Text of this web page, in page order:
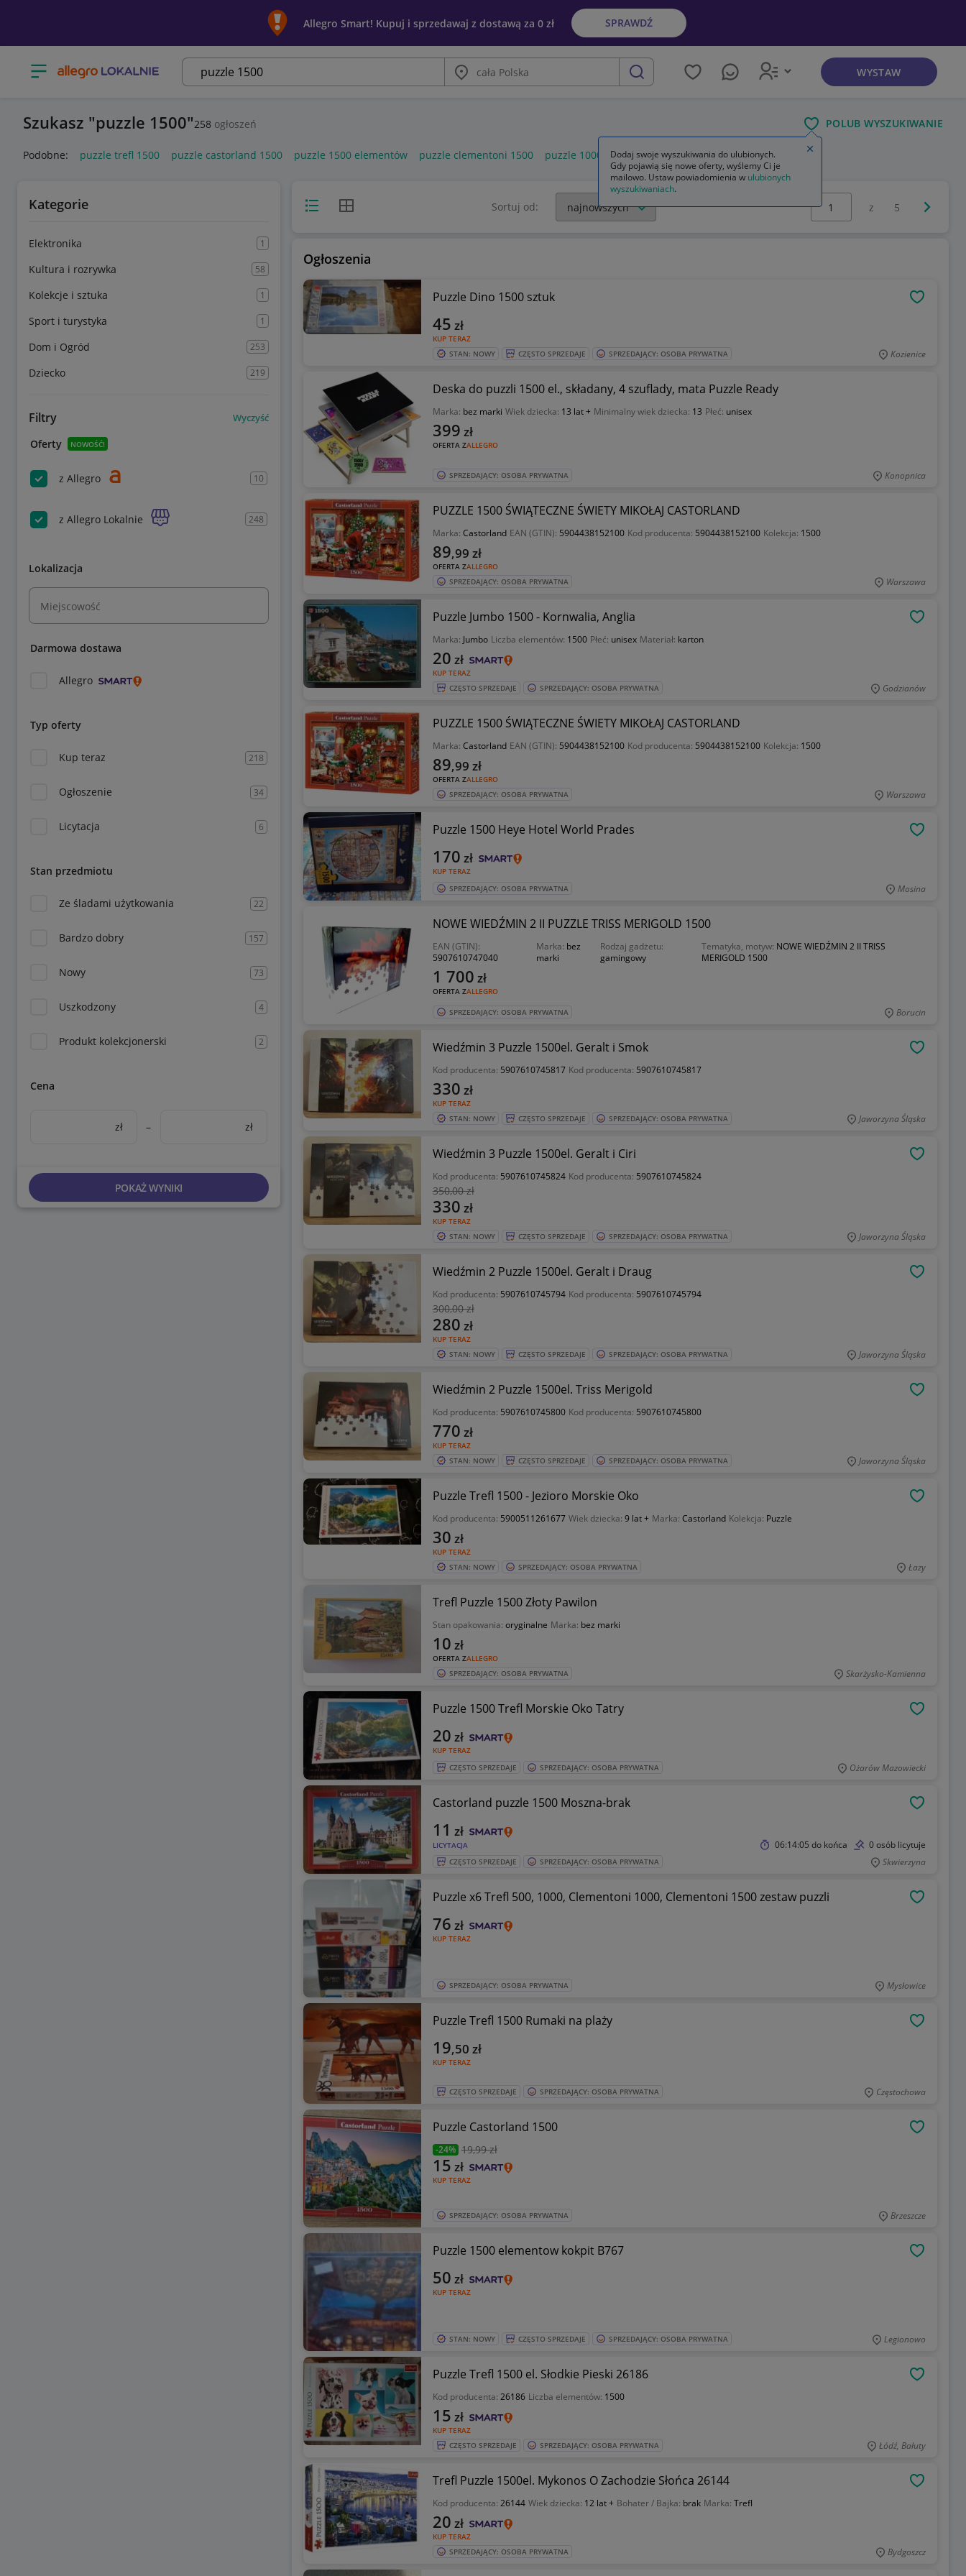
Allegro Smart! Kupuj i sprzedawaj z dostawą za 0 zł SPRAWDŹ
Otwórz menu z kategoriami
Miasto
szukaj
WYSTAW
Szukasz puzzle 1500 258 ogłoszeń POLUB WYSZUKIWANIE
Podobne: puzzle trefl 1500 puzzle castorland 1500 puzzle 1500 elementów puzzle clementoni 1500 puzzle 1000
Kategorie
Elektronika 1
Kultura i rozrywka 58
Kolekcje i sztuka 1
Sport i turystyka 1
Dom i Ogród 253
Dziecko 219
Filtry Wyczyść
Oferty NOWOŚĆ!
z Allegro 10
z Allegro Lokalnie 248
Lokalizacja
Miejscowość
Darmowa dostawa
Allegro
Typ oferty
Kup teraz 218
Ogłoszenie 34
Licytacja 6
Stan przedmiotu
Ze śladami użytkowania 22
Bardzo dobry 157
Nowy 73
Uszkodzony 4
Produkt kolekcjonerski 2
Cena
zł – zł
POKAŻ WYNIKI
Widok listyWidok siatki Sortuj od: z 5
Ogłoszenia
Puzzle Dino 1500 sztuk
KUP TERAZ
45 zł
STAN: NOWY CZĘSTO SPRZEDAJE SPRZEDAJĄCY: OSOBA PRYWATNA Kozienice
Deska do puzzli 1500 el., składany, 4 szuflady, mata Puzzle Ready
Marka: bez marki Wiek dziecka: 13 lat + Minimalny wiek dziecka: 13 Płeć: unisex
OFERTA ZALLEGRO
399 zł
SPRZEDAJĄCY: OSOBA PRYWATNA Konopnica
PUZZLE 1500 ŚWIĄTECZNE ŚWIETY MIKOŁAJ CASTORLAND
Marka: Castorland EAN (GTIN): 5904438152100 Kod producenta: 5904438152100 Kolekcja: 1500
OFERTA ZALLEGRO
89,99 zł
SPRZEDAJĄCY: OSOBA PRYWATNA Warszawa
Puzzle Jumbo 1500 - Kornwalia, Anglia
Marka: Jumbo Liczba elementów: 1500 Płeć: unisex Materiał: karton
KUP TERAZ
20 zł
CZĘSTO SPRZEDAJE SPRZEDAJĄCY: OSOBA PRYWATNA Godzianów
PUZZLE 1500 ŚWIĄTECZNE ŚWIETY MIKOŁAJ CASTORLAND
Marka: Castorland EAN (GTIN): 5904438152100 Kod producenta: 5904438152100 Kolekcja: 1500
OFERTA ZALLEGRO
89,99 zł
SPRZEDAJĄCY: OSOBA PRYWATNA Warszawa
Puzzle 1500 Heye Hotel World Prades
KUP TERAZ
170 zł
SPRZEDAJĄCY: OSOBA PRYWATNA Mosina
NOWE WIEDŹMIN 2 II PUZZLE TRISS MERIGOLD 1500
EAN (GTIN):
5907610747040
Marka: bez
marki
Rodzaj gadżetu:
gamingowy
Tematyka, motyw: NOWE WIEDŹMIN 2 II TRISS
MERIGOLD 1500
OFERTA ZALLEGRO
1 700 zł
SPRZEDAJĄCY: OSOBA PRYWATNA Borucin
Wiedźmin 3 Puzzle 1500el. Geralt i Smok
Kod producenta: 5907610745817 Kod producenta: 5907610745817
KUP TERAZ
330 zł
STAN: NOWY CZĘSTO SPRZEDAJE SPRZEDAJĄCY: OSOBA PRYWATNA Jaworzyna Śląska
Wiedźmin 3 Puzzle 1500el. Geralt i Ciri
Kod producenta: 5907610745824 Kod producenta: 5907610745824
350,00 zł
KUP TERAZ
330 zł
STAN: NOWY CZĘSTO SPRZEDAJE SPRZEDAJĄCY: OSOBA PRYWATNA Jaworzyna Śląska
Wiedźmin 2 Puzzle 1500el. Geralt i Draug
Kod producenta: 5907610745794 Kod producenta: 5907610745794
300,00 zł
KUP TERAZ
280 zł
STAN: NOWY CZĘSTO SPRZEDAJE SPRZEDAJĄCY: OSOBA PRYWATNA Jaworzyna Śląska
Wiedźmin 2 Puzzle 1500el. Triss Merigold
Kod producenta: 5907610745800 Kod producenta: 5907610745800
KUP TERAZ
770 zł
STAN: NOWY CZĘSTO SPRZEDAJE SPRZEDAJĄCY: OSOBA PRYWATNA Jaworzyna Śląska
Puzzle Trefl 1500 - Jezioro Morskie Oko
Kod producenta: 5900511261677 Wiek dziecka: 9 lat + Marka: Castorland Kolekcja: Puzzle
KUP TERAZ
30 zł
STAN: NOWY SPRZEDAJĄCY: OSOBA PRYWATNA Łazy
Trefl Puzzle 1500 Złoty Pawilon
Stan opakowania: oryginalne Marka: bez marki
OFERTA ZALLEGRO
10 zł
SPRZEDAJĄCY: OSOBA PRYWATNA Skarżysko-Kamienna
Puzzle 1500 Trefl Morskie Oko Tatry
KUP TERAZ
20 zł
CZĘSTO SPRZEDAJE SPRZEDAJĄCY: OSOBA PRYWATNA Ożarów Mazowiecki
Castorland puzzle 1500 Moszna-brak
LICYTACJA
11 zł
06:14:05 do końca 0 osób licytuje
CZĘSTO SPRZEDAJE SPRZEDAJĄCY: OSOBA PRYWATNA Skwierzyna
Puzzle x6 Trefl 500, 1000, Clementoni 1000, Clementoni 1500 zestaw puzzli
KUP TERAZ
76 zł
SPRZEDAJĄCY: OSOBA PRYWATNA Mysłowice
Puzzle Trefl 1500 Rumaki na plaży
KUP TERAZ
19,50 zł
CZĘSTO SPRZEDAJE SPRZEDAJĄCY: OSOBA PRYWATNA Częstochowa
Puzzle Castorland 1500
-24% 19,99 zł
KUP TERAZ
15 zł
SPRZEDAJĄCY: OSOBA PRYWATNA Brzeszcze
Puzzle 1500 elementow kokpit B767
KUP TERAZ
50 zł
STAN: NOWY CZĘSTO SPRZEDAJE SPRZEDAJĄCY: OSOBA PRYWATNA Legionowo
Puzzle Trefl 1500 el. Słodkie Pieski 26186
Kod producenta: 26186 Liczba elementów: 1500
KUP TERAZ
15 zł
CZĘSTO SPRZEDAJE SPRZEDAJĄCY: OSOBA PRYWATNA Łódź, Bałuty
Trefl Puzzle 1500el. Mykonos O Zachodzie Słońca 26144
Kod producenta: 26144 Wiek dziecka: 12 lat + Bohater / Bajka: brak Marka: Trefl
KUP TERAZ
20 zł
SPRZEDAJĄCY: OSOBA PRYWATNA Bydgoszcz
Dodaj swoje wyszukiwania do ulubionych.
Gdy pojawią się nowe oferty, wyślemy Ci je
mailowo. Ustaw powiadomienia w ulubionych
wyszukiwaniach.
Zamknij wskazówkę